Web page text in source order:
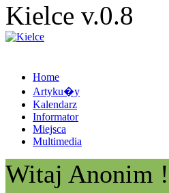
Kielce v.0.8
Home
Artyku�y
Kalendarz
Informator
Miejsca
Multimedia
Witaj Anonim !